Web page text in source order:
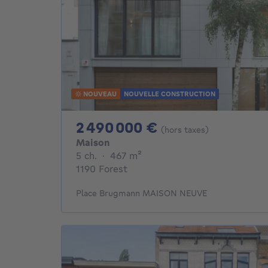
NOUVEAU NOUVELLE CONSTRUCTION
2 490 000 € 2490000€
(hors taxes)
Maison
5 ch. 5 chambres
· 467 m²
1190 Forest
Place Brugmann MAISON NEUVE